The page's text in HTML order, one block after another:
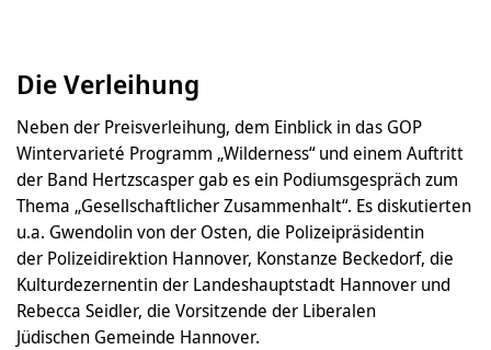
Die Verleihung
Neben der Preisverleihung, dem Einblick in das GOP
Wintervarieté Programm „Wilderness“ und einem Auftritt
der Band Hertzscasper gab es ein Podiumsgespräch zum
Thema „Gesellschaftlicher Zusammenhalt“. Es diskutierten
u.a. Gwendolin von der Osten, die Polizeipräsidentin
der Polizeidirektion Hannover, Konstanze Beckedorf, die
Kulturdezernentin der Landeshauptstadt Hannover und
Rebecca Seidler, die Vorsitzende der Liberalen
Jüdischen Gemeinde Hannover.